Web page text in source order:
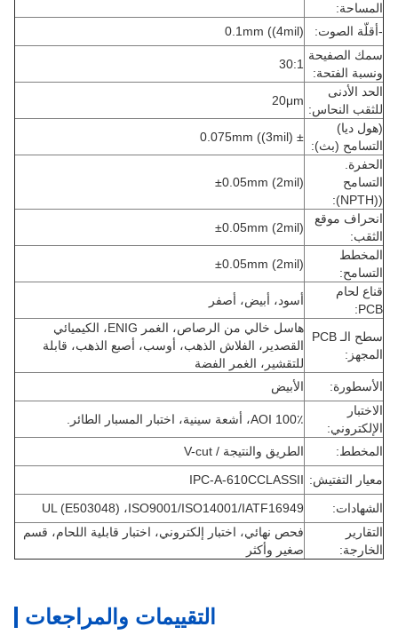
المساحة:
-أقلّة الصوت:
0.1mm ((4mil)
سمك الصفيحة
ونسبة الفتحة:
30:1
الحد الأدنى
للثقب النحاس:
20μm
(هول ديا)
التسامح (بث):
± 0.075mm ((3mil)
الحفرة.
التسامح
((NPTH):
±0.05mm (2mil)
انحراف موقع
الثقب:
±0.05mm (2mil)
المخطط
التسامح:
±0.05mm (2mil)
قناع لحام
PCB:
أسود، أبيض، أصفر
سطح الـ PCB
المجهز:
هاسل خالي من الرصاص، الغمر ENIG، الكيميائي
القصدير، الفلاش الذهب، أوسب، أصبع الذهب، قابلة
للتقشير، الغمر الفضة
الأسطورة:
الأبيض
الاختبار
الإلكتروني:
100٪ AOI، أشعة سينية، اختبار المسبار الطائر.
المخطط:
الطريق والنتيجة / V-cut
معيار التفتيش:
IPC-A-610CCLASSII
الشهادات:
UL (E503048) ،ISO9001/ISO14001/IATF16949
التقارير
الخارجة:
فحص نهائي، اختبار إلكتروني، اختبار قابلية اللحام، قسم
صغير وأكثر
التقييمات والمراجعات